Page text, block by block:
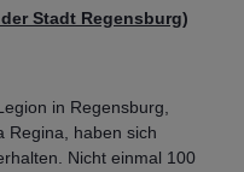
Stadt Regensburg)
in Regensburg,
Regina, haben sich
Nicht einmal 100